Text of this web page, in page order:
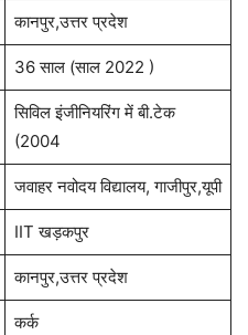
कानपुर,उत्तर प्रदेश
36 साल (साल 2022 )
सिविल इंजीनियरिंग में बी.टेक
(2004
जवाहर नवोदय विद्यालय, गाजीपुर,यूपी
IIT खड़कपुर
कानपुर,उत्तर प्रदेश
कर्क